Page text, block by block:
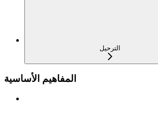
الترحيل
المفاهيم الأساسية